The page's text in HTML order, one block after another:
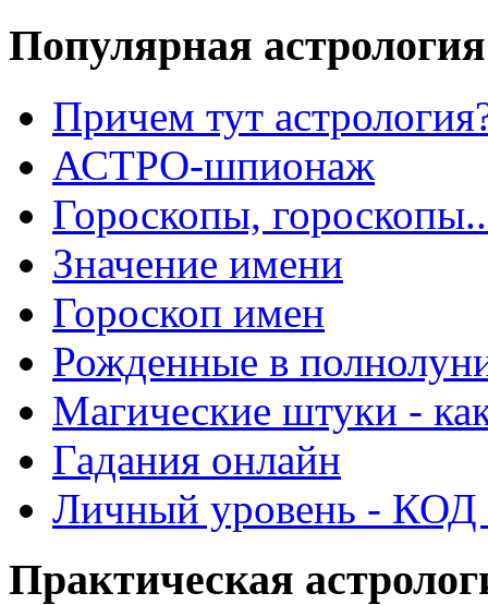
Популярная астрология
Причем тут
АСТРО-шпионаж
Гороскопы,
Значение имени
Гороскоп имен
Рожденные в
Магические штуки -
Гадания онлайн
Личный уровень - КОД
Практическая